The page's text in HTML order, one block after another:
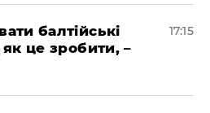
балтійські
як це зробити, –
17:15